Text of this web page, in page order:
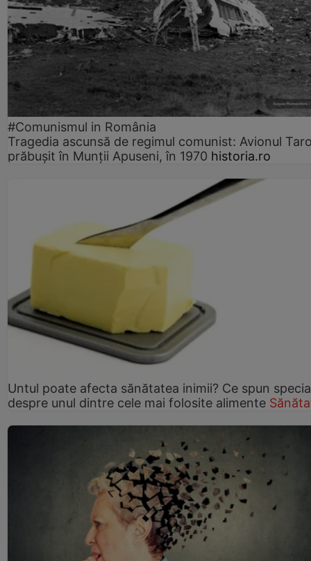
#Comunismul in România
Tragedia ascunsă de regimul comunist: Avionul
prăbușit în Munții Apuseni, în 1970 historia.ro
Untul poate afecta sănătatea inimii? Ce spun
despre unul dintre cele mai folosite alimente